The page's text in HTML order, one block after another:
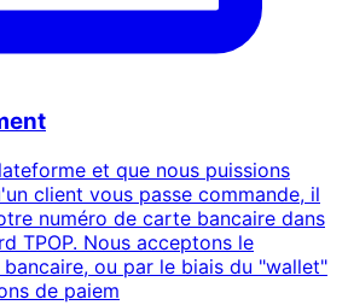
et que nous puissions
client vous passe commande, il
numéro de carte bancaire dans
TPOP. Nous acceptons le
ou par le biais du "wallet"
de paiem